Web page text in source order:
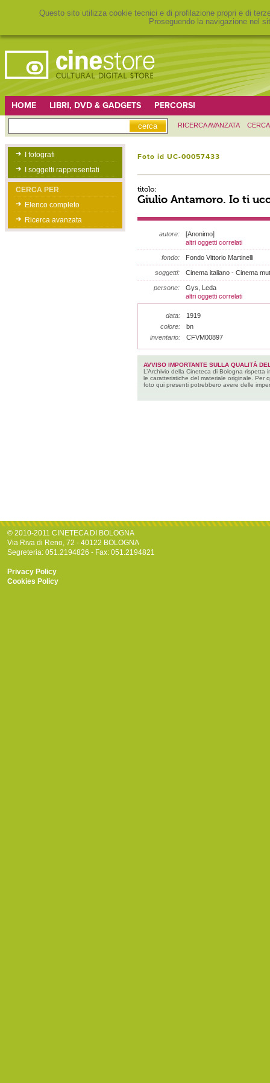
Questo sito utilizza cookie tecnici e di profilazione propri e di
Proseguendo la navigazione nel
HOME LIBRI, DVD & GADGETS PERCORSI
RICERCA AVANZATA
I fotografi
I soggetti rappresentati
CERCA PER
Elenco completo
Ricerca avanzata
Foto id UC-00057433
titolo:
Giulio Antamoro. Io ti
autore:
[Anonimo]
altri oggetti correlati
fondo: Fondo Vittorio Martinelli
soggetti: Cinema italiano - Cinema
persone:
Gys, Leda
altri oggetti correlati
data:
1919
colore:
bn
inventario:
CFVM00897
AVVISO IMPORTANTE SULLA QUALITÀ
L’Archivio della Cineteca di Bologna rispetta
le caratteristiche del materiale originale. Per
foto qui presenti potrebbero avere delle
© 2010-2011 CINETECA DI BOLOGNA
Via Riva di Reno, 72 - 40122 BOLOGNA
Segreteria: 051.2194826 - Fax: 051.2194821
Privacy Policy
Cookies Policy